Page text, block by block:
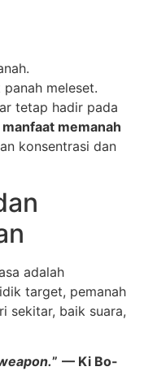
meleset.
tetap hadir pada
manfaat memanah
konsentrasi dan
adalah
target, pemanah
sekitar, baik suara,
” — Ki Bo-